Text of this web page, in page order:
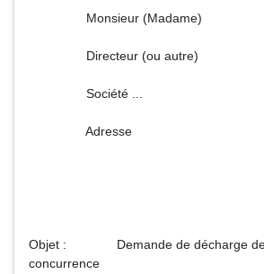
Monsieur (Madame)
Directeur (ou autre)
Société ...
Adresse
Objet : Demande de décharge de
concurrence